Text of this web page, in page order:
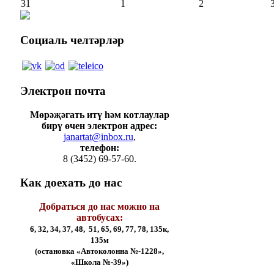
31
1 2
Социаль челтәрләр
Электрон почта
Мөрәҗәгать итү һәм котлаулар
бирү өчен электрон адрес:
janartat@inbox.ru,
телефон:
8 (3452) 69-57-60.
Как доехать до нас
Добраться до нас можно на
автобусах:
6, 32, 34, 37, 48, 51, 65, 69, 77, 78, 135к,
135м
(остановка «Автоколонна №-1228»,
«Школа №-39»)